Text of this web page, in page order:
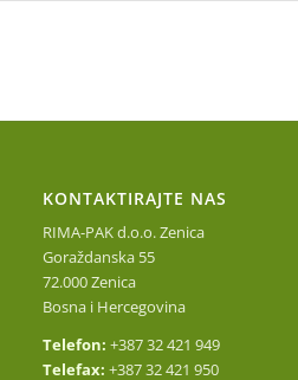
KONTAKTIRAJTE NAS
RIMA-PAK d.o.o. Zenica
Goraždanska 55
72.000 Zenica
Bosna i Hercegovina
Telefon:+387 32 421 949
Telefax:+387 32 421 950